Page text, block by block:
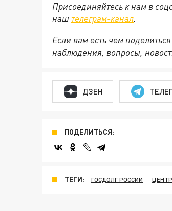
Присоединяйтесь к нам в
наш телеграм-канал.
Если вам есть чем
наблюдения, вопросы,
ДЗЕН
ПОДЕЛИТЬСЯ:
ТЕГИ: ГОСДОЛГ РОССИИ